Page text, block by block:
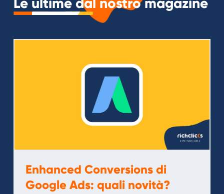
Enhanced Conversions di
Google Ads: quali novità?